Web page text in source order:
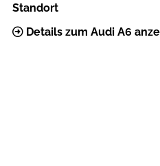
Standort
Details zum Audi A6